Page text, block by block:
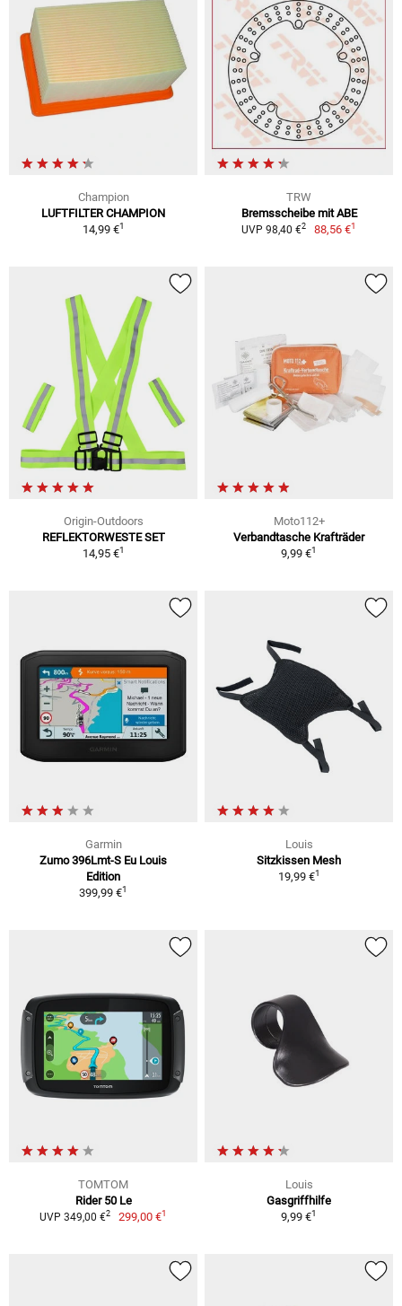
Champion
LUFTFILTER CHAMPION
14,99 €1
TRW
Bremsscheibe mit ABE
UVP 98,40 €2 88,56 €1
Origin-Outdoors
REFLEKTORWESTE SET
14,95 €1
Moto112+
Verbandtasche Krafträder
9,99 €1
Garmin
Zumo 396Lmt-S Eu Louis
Edition
399,99 €1
Louis
Sitzkissen Mesh
19,99 €1
TOMTOM
Rider 50 Le
UVP 349,00 €2 299,00 €1
Louis
Gasgriffhilfe
9,99 €1